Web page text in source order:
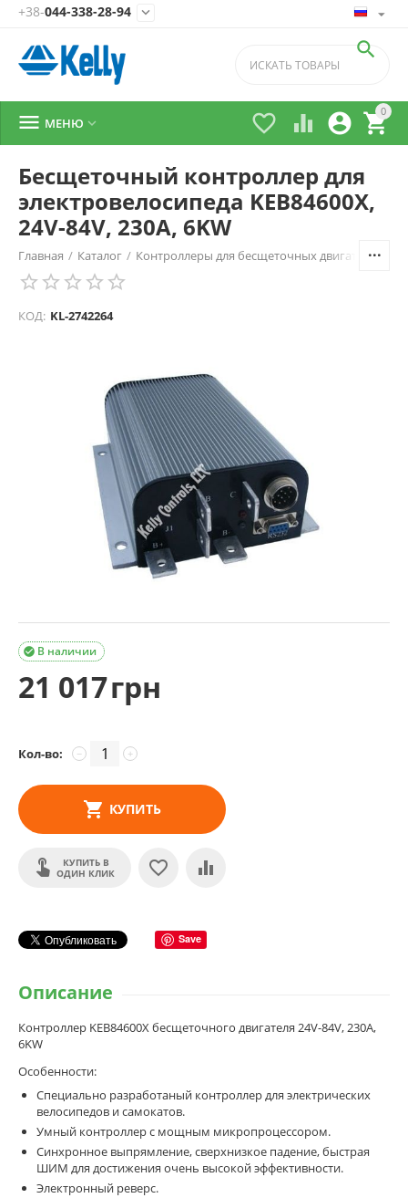
+38-044-338-28-94 
0


 

 МЕНЮ 
Бесщеточный контроллер для
электровелосипеда KEB84600X,
24V-84V, 230A, 6KW
Главная / Каталог / Контроллеры для бесщеточных двигателей
КОД: KL-2742264
В наличии

21 017грн
Кол-во: +
−
КУПИТЬ
КУПИТЬ В
ОДИН КЛИК
Save
Описание
Контроллер KEB84600X бесщеточного двигателя 24V-84V, 230A,
6KW
Особенности:
Специально разработаный контроллер для электрических
велосипедов и самокатов.
Умный контроллер с мощным микропроцессором.
Синхронное выпрямление, сверхнизкое падение, быстрая
ШИМ для достижения очень высокой эффективности.
Электронный реверс.